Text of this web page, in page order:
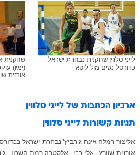
לייני סלווין שחקנית נבחרת ישראל
כדורסל נשים מול ליטא
שחקנית
(ימין)
אורנית
ארכיון הכתבות של לייני סלווין
תגיות קשורות לייני סלווין
אליצור רמלה אינה גורביץ' נבחרת ישראל
אורנית שוורץ
אלי רבי אלקטרה רמת השרון